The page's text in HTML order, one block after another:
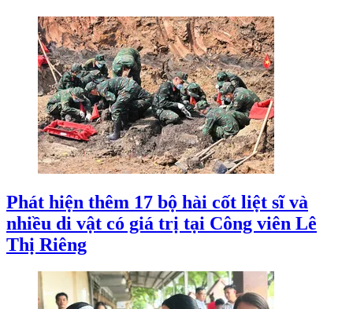
Phát hiện thêm 17 bộ hài cốt liệt sĩ và
nhiều di vật có giá trị tại Công viên Lê
Thị Riêng